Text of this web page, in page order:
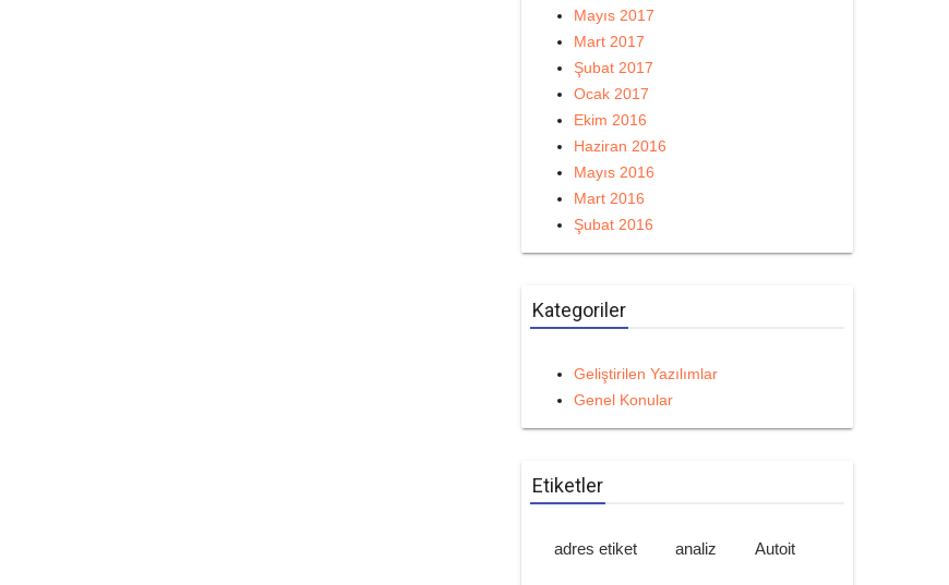
Mayıs 2017
Mart 2017
Şubat 2017
Ocak 2017
Ekim 2016
Haziran 2016
Mayıs 2016
Mart 2016
Şubat 2016
Kategoriler
Geliştirilen Yazılımlar
Genel Konular
Etiketler
adres etiket analiz Autoit